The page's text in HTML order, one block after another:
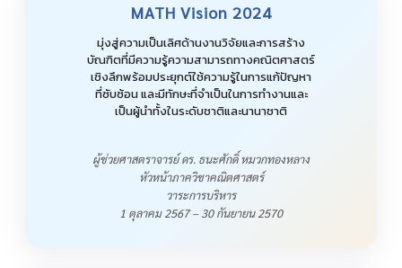
MATH Vision 2024
มุ่งสู่ความเป็นเลิศด้านงานวิจัยและการสร้าง
บัณฑิตที่มีความรู้ความสามารถทางคณิตศาสตร์
เชิงลึกพร้อมประยุกต์ใช้ความรู้ในการแก้ปัญหา
ที่ซับซ้อน และมีทักษะที่จำเป็นในการทำงานและ
เป็นผู้นำทั้งในระดับชาติและนานาชาติ
ผู้ช่วยศาสตราจารย์ ดร. ธนะศักดิ์ หมวกทองหลาง
หัวหน้าภาควิชาคณิตศาสตร์
วาระการบริหาร
1 ตุลาคม 2567 – 30 กันยายน 2570